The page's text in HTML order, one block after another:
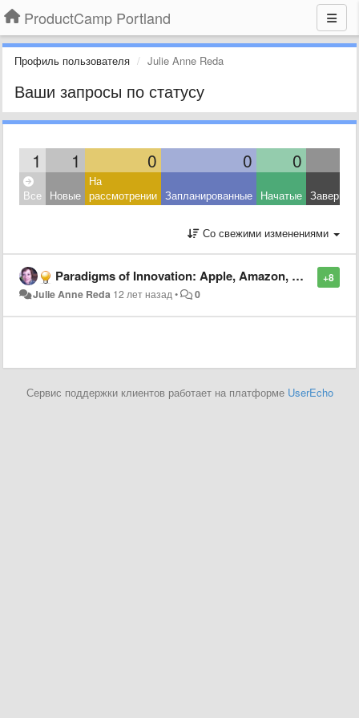
ProductCamp Portland
Профиль пользователя Julie Anne Reda
Ваши запросы по статусу
1 1 0 0 0
Все Новые
На
рассмотрении Запланированные Начатые
Со свежими изменениями
+8
Paradigms of Innovation: Apple, Amazon, Microsoft and LinkedIn
Julie Anne Reda 12 лет назад• 0
Сервис поддержки клиентов работает на платформе UserEcho